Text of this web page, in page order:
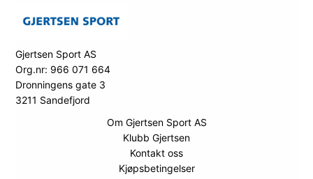
Gjertsen Sport AS
Org.nr: 966 071 664
Dronningens gate 3
3211 Sandefjord
Om Gjertsen Sport AS
Klubb Gjertsen
Kontakt oss
Kjøpsbetingelser